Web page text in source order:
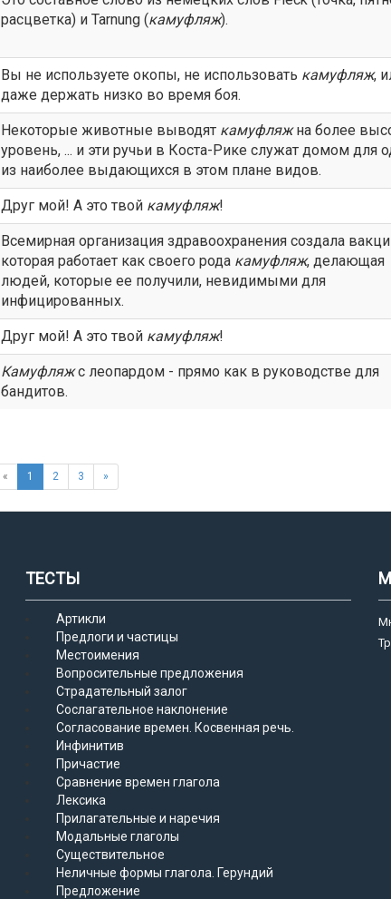
расцветка) и Tarnung (камуфляж).
Вы не используете окопы, не использовать камуфляж,
даже держать низко во время боя.
Некоторые животные выводят камуфляжна более
уровень, ... и эти ручьи в Коста-Рике служат домом для
из наиболее выдающихся в этом плане видов.
Друг мой! А это твой камуфляж!
Всемирная организация здравоохранения создала
которая работает как своего рода камуфляж, делающая
людей, которые ее получили, невидимыми для
инфицированных.
Друг мой! А это твой камуфляж!
Камуфляжс леопардом - прямо как в руководстве для
бандитов.
« 1 2 3 »
ТЕСТЫ
Артикли
Предлоги и частицы
Местоимения
Вопросительные предложения
Страдательный залог
Сослагательное наклонение
Согласование времен. Косвенная речь.
Инфинитив
Причастие
Сравнение времен глагола
Лексика
Прилагательные и наречия
Модальные глаголы
Существительное
Неличные формы глагола. Герундий
Предложение